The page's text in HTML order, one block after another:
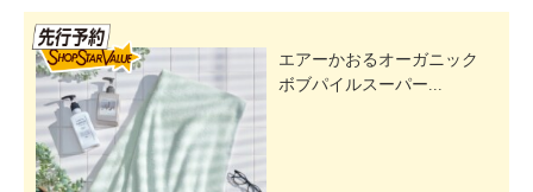
エアーかおるオーガニック
ボブパイルスーパー...